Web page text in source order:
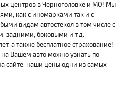
центров в Черноголовке и МО! Мы
как с иномарками так и с
видам автостекол в том числе с
задними, боковыми и т.д.
а также бесплатное страхование!
на Вашем авто можно узнать по
сайте, наши цены одни из самых